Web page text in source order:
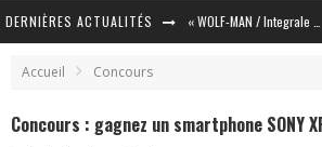
DERNIÈRES ACTUALITÉS
Accueil Concours
Concours : gagnez un smartphone SONY